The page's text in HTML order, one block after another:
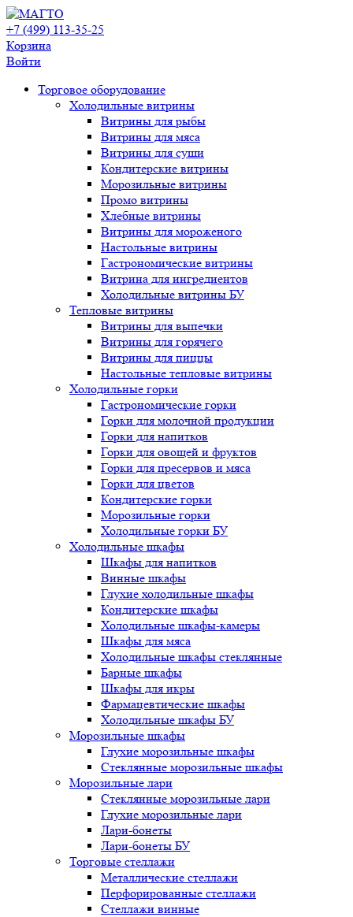
+7 (499) 113-35-25
Корзина
Войти
Свернуть/
развернуть
Торговое оборудованиe
Холодильные витрины
Витрины для рыбы
Витрины для мяса
Витрины для суши
Кондитерские витрины
Морозильные витрины
Промо витрины
Хлебные витрины
Витрины для мороженого
Настольные витрины
Гастрономические витрины
Витрина для ингредиентов
Холодильные витрины БУ
Тепловые витрины
Витрины для выпечки
Витрины для горячего
Витрины для пиццы
Настольные тепловые витрины
Холодильные горки
Гастрономические горки
Горки для молочной продукции
Горки для напитков
Горки для овощей и фруктов
Горки для пресервов и мяса
Горки для цветов
Кондитерские горки
Морозильные горки
Холодильные горки БУ
Холодильные шкафы
Шкафы для напитков
Винные шкафы
Глухие холодильные шкафы
Кондитерские шкафы
Холодильные шкафы-камеры
Шкафы для мяса
Холодильные шкафы стеклянные
Барные шкафы
Шкафы для икры
Фармацевтические шкафы
Холодильные шкафы БУ
Морозильные шкафы
Глухие морозильные шкафы
Стеклянные морозильные шкафы
Морозильные лари
Стеклянные морозильные лари
Глухие морозильные лари
Лари-бонеты
Лари-бонеты БУ
Торговые стеллажи
Металлические стеллажи
Перфорированные стеллажи
Стеллажи винные